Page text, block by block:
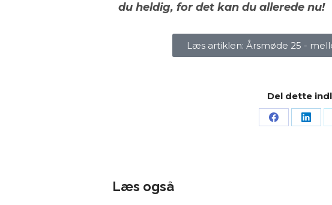
du heldig, for det kan du allerede nu!
Læs artiklen: Årsmøde 25 -
Del dette
Læs også